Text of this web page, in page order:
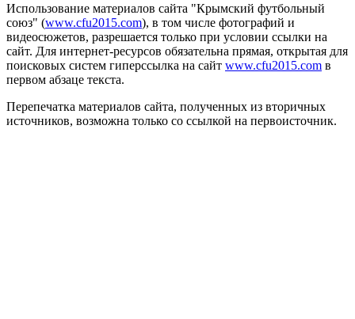
Использование материалов сайта "Крымский футбольный
союз" (www.cfu2015.com), в том числе фотографий и
видеосюжетов, разрешается только при условии ссылки на
сайт. Для интернет-ресурсов обязательна прямая, открытая для
поисковых систем гиперссылка на сайт www.cfu2015.com в
первом абзаце текста.
Перепечатка материалов сайта, полученных из вторичных
источников, возможна только со ссылкой на первоисточник.